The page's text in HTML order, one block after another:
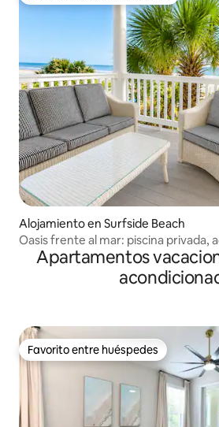
Alojamiento en Surfside Beach
Oasis frente al mar: piscina privada,
playaApartamentos
Favorito entre huéspedes
Favorito entre huéspedes